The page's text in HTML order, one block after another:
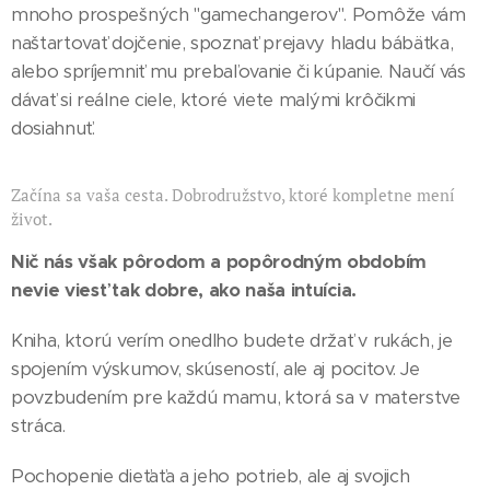
mnoho prospešných "gamechangerov". Pomôže vám
naštartovať dojčenie, spoznať prejavy hladu bábätka,
alebo spríjemniť mu prebaľovanie či kúpanie. Naučí vás
dávať si reálne ciele, ktoré viete malými krôčikmi
dosiahnuť.
Začína sa vaša cesta. Dobrodružstvo, ktoré kompletne mení
život.
Nič nás však pôrodom a popôrodným obdobím
nevie viesť tak dobre, ako naša intuícia.
Kniha, ktorú verím onedlho budete držať v rukách, je
spojením výskumov, skúseností, ale aj pocitov. Je
povzbudením pre každú mamu, ktorá sa v materstve
stráca.
Pochopenie dieťaťa a jeho potrieb, ale aj svojich